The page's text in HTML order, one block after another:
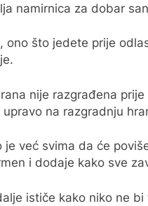
namirnica za dobar
ono što jedete prije
nije razgrađena
na razgradnju
je već svima da će
i dodaje kako sve
ističe kako niko ne